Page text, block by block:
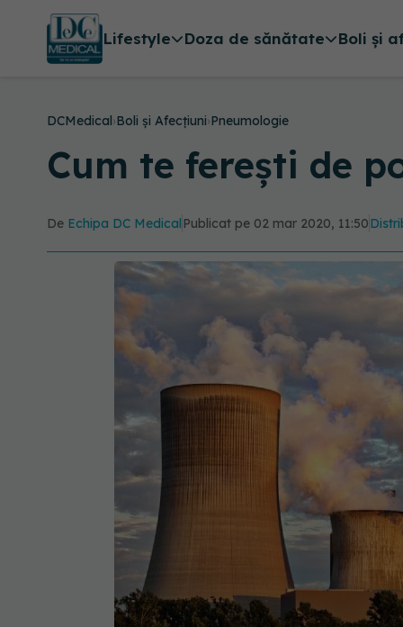
Lifestyle Doza de sănătate Boli și
DCMedical›Boli și Afecțiuni›Pneumologie
Cum te ferești de
De Echipa DC Medical Publicat pe 02 mar 2020, 11:50